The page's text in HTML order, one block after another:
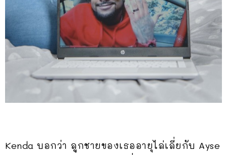
Kenda บอกว่า ลูกชายของเธออายุไล่เลี่ยกับ Ayse